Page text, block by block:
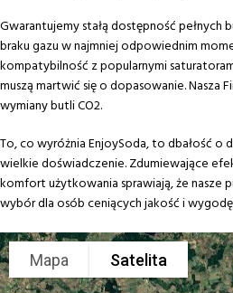
Gwarantujemy stałą dostępność pełnych
braku gazu w najmniej odpowiednim
kompatybilność z popularnymi
muszą martwić się o dopasowanie. Nasza
wymiany butli CO2.
To, co wyróżnia EnjoySoda, to dbałość o
wielkie doświadczenie. Zdumiewające
komfort użytkowania sprawiają, że nasze
wybór dla osób ceniących jakość i
Mapa Satelita